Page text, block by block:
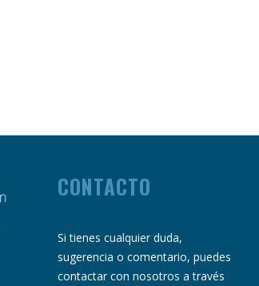
CONTACTO
Si tienes cualquier duda,
sugerencia o comentario, puedes
contactar con nosotros a través